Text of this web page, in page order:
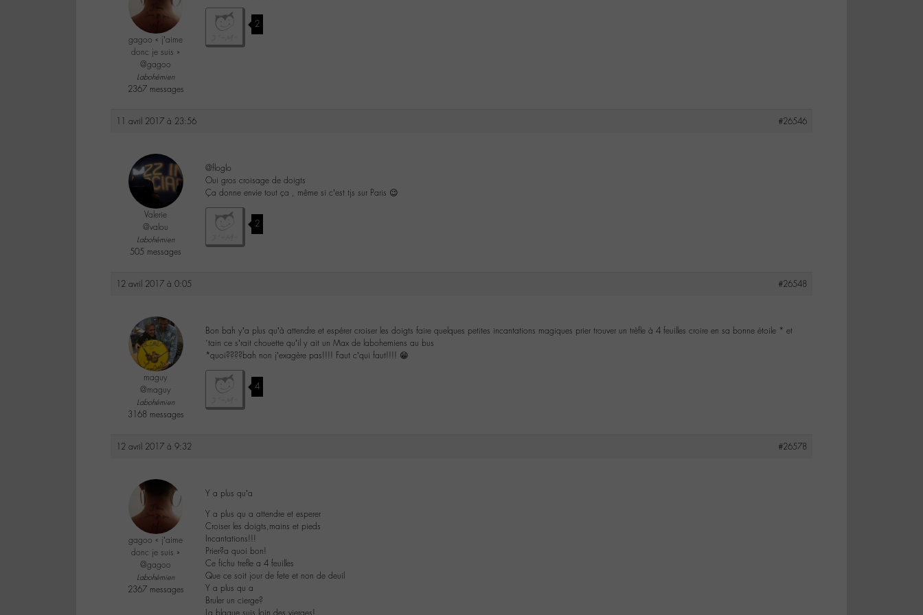
gagoo « j’aime
donc je suis »
@gagoo
Labohémien
2367 messages
2
11 avril 2017 à 23:56 #26546
Valerie
@valou
Labohémien
505 messages
@floglo
Oui gros croisage de doigts
Ça donne envie tout ça , même si c’est tjs sur Paris 😉
2
12 avril 2017 à 0:05 #26548
maguy
@maguy
Labohémien
3168 messages
Bon bah y’a plus qu’à attendre et espérer croiser les doigts faire quelques petites incantations magiques prier trouver un trèfle à 4 feuilles croire en sa bonne étoile * et
´tain ce s’rait chouette qu’il y ait un Max de labohemiens au bus
*quoi????bah non j’exagère pas!!!! Faut c’qui faut!!!! 😁
4
12 avril 2017 à 9:32 #26578
gagoo « j’aime
donc je suis »
@gagoo
Labohémien
2367 messages
Y a plus qu’a
Y a plus qu a attendre et esperer
Croiser les doigts,mains et pieds
Incantations!!!
Prier?a quoi bon!
Ce fichu trefle a 4 feuilles
Que ce soit jour de fete et non de deuil
Y a plus qu a
Bruler un cierge?